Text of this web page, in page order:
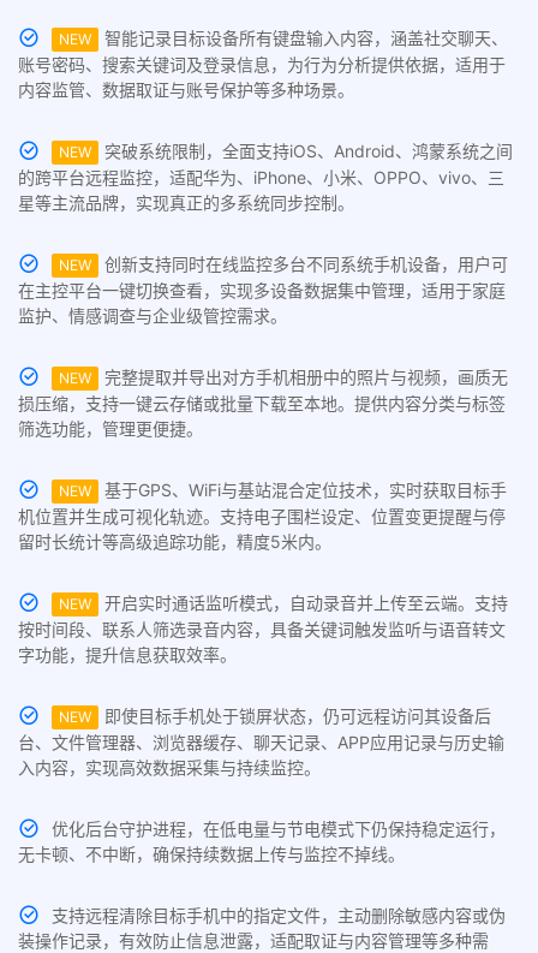
NEW
智能记录目标设备所有键盘输入内容，涵盖社交聊天、
账号密码、搜索关键词及登录信息，为行为分析提供依据，适用于
内容监管、数据取证与账号保护等多种场景。
NEW
突破系统限制，全面支持iOS、Android、鸿蒙系统之间
的跨平台远程监控，适配华为、iPhone、小米、OPPO、vivo、三
星等主流品牌，实现真正的多系统同步控制。
NEW
创新支持同时在线监控多台不同系统手机设备，用户可
在主控平台一键切换查看，实现多设备数据集中管理，适用于家庭
监护、情感调查与企业级管控需求。
NEW
完整提取并导出对方手机相册中的照片与视频，画质无
损压缩，支持一键云存储或批量下载至本地。提供内容分类与标签
筛选功能，管理更便捷。
NEW
基于GPS、WiFi与基站混合定位技术，实时获取目标手
机位置并生成可视化轨迹。支持电子围栏设定、位置变更提醒与停
留时长统计等高级追踪功能，精度5米内。
NEW
开启实时通话监听模式，自动录音并上传至云端。支持
按时间段、联系人筛选录音内容，具备关键词触发监听与语音转文
字功能，提升信息获取效率。
NEW
即使目标手机处于锁屏状态，仍可远程访问其设备后
台、文件管理器、浏览器缓存、聊天记录、APP应用记录与历史输
入内容，实现高效数据采集与持续监控。
优化后台守护进程，在低电量与节电模式下仍保持稳定运行，
无卡顿、不中断，确保持续数据上传与监控不掉线。
支持远程清除目标手机中的指定文件，主动删除敏感内容或伪
装操作记录，有效防止信息泄露，适配取证与内容管理等多种需